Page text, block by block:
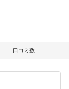
口コミ数